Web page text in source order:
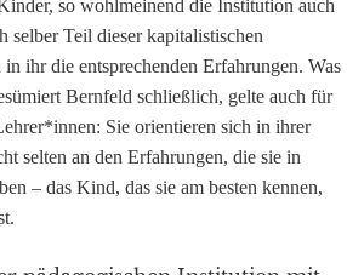
so wohlmeinend die Institution auch
selber Teil dieser kapitalistischen
ihr die entsprechenden Erfahrungen. Was
Bernfeld schließlich, gelte auch für
*innen: Sie orientieren sich in ihrer
selten an den Erfahrungen, die sie in
– das Kind, das sie am besten kennen,